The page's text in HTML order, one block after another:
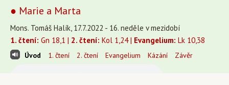
● Marie a Marta
Mons. Tomáš Halík, 17.7.2022 - 16. neděle v mezidobí
1. čtení: Gn 18,1 | 2. čtení: Kol 1,24 | Evangelium: Lk 10,38
Úvod 1. čtení 2. čtení Evangelium Kázání Závěr